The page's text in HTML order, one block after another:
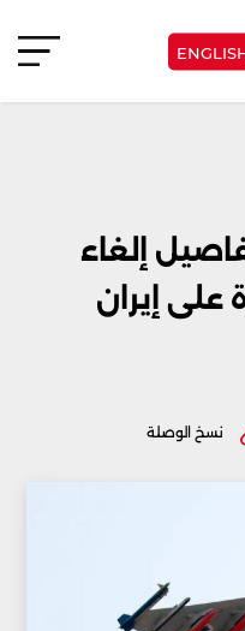
إلغاء
على إيران
نسخ الوصلة